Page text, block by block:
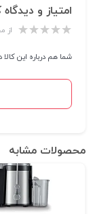
امتیاز و دیدگاه
از
شما هم درباره این
محصولات مشابه